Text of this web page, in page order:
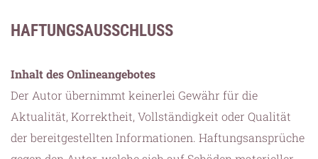
HAFTUNGSAUSSCHLUSS
Inhalt des Onlineangebotes
Der Autor übernimmt keinerlei Gewähr für die
Aktualität, Korrektheit, Vollständigkeit oder Qualität
der bereitgestellten Informationen. Haftungsansprüche